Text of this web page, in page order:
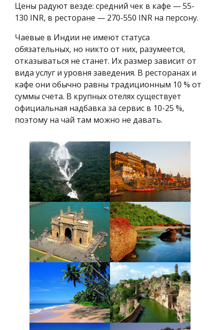
Цены радуют везде: средний чек в кафе — 55-
130 INR, в ресторане — 270-550 INR на персону.
Чаевые в Индии не имеют статуса
обязательных, но никто от них, разумеется,
отказываться не станет. Их размер зависит от
вида услуг и уровня заведения. В ресторанах и
кафе они обычно равны традиционным 10 % от
суммы счета. В крупных отелях существует
официальная надбавка за сервис в 10-25 %,
поэтому на чай там можно не давать.